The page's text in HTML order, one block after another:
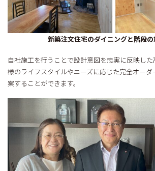
新築注文住宅のダイニングと階段
自社施工を行うことで設計意図を忠実に反映し
様のライフスタイルやニーズに応じた完全オー
案することができます。